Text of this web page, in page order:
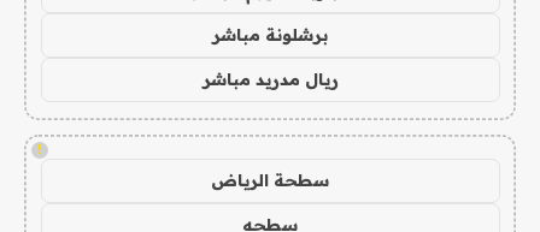
برشلونة مباشر
ريال مدريد مباشر
!
سطحة الرياض
سطحه